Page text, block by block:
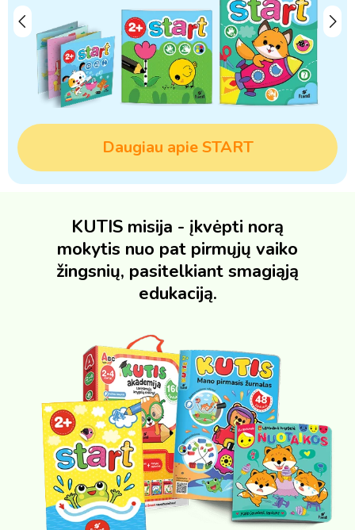
Daugiau apie START
KUTIS misija - įkvėpti norą
mokytis nuo pat pirmųjų vaiko
žingsnių, pasitelkiant smagiąją
edukaciją.